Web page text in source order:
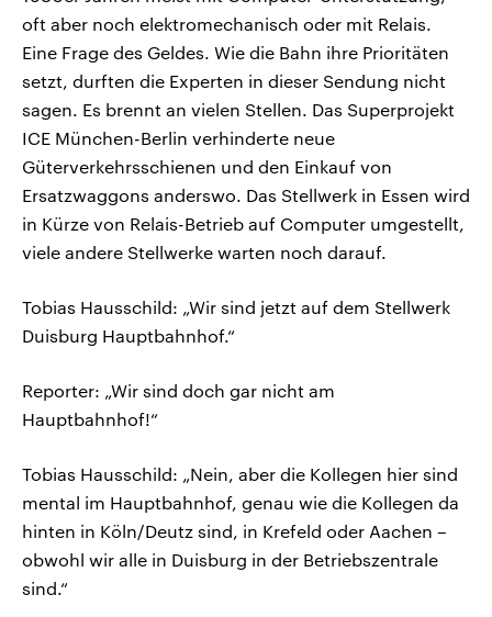
oft aber noch elektromechanisch oder mit Relais.
Eine Frage des Geldes. Wie die Bahn ihre Prioritäten
setzt, durften die Experten in dieser Sendung nicht
sagen. Es brennt an vielen Stellen. Das Superprojekt
ICE München-Berlin verhinderte neue
Güterverkehrsschienen und den Einkauf von
Ersatzwaggons anderswo. Das Stellwerk in Essen wird
in Kürze von Relais-Betrieb auf Computer umgestellt,
viele andere Stellwerke warten noch darauf.
Tobias Hausschild: „Wir sind jetzt auf dem Stellwerk
Duisburg Hauptbahnhof.“
Reporter: „Wir sind doch gar nicht am
Hauptbahnhof!“
Tobias Hausschild: „Nein, aber die Kollegen hier sind
mental im Hauptbahnhof, genau wie die Kollegen da
hinten in Köln/Deutz sind, in Krefeld oder Aachen –
obwohl wir alle in Duisburg in der Betriebszentrale
sind.“